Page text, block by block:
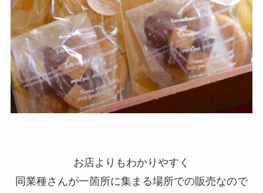
お店よりもわかりやすく
同業種さんが一箇所に集まる場所での販売なので